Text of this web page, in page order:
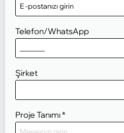
Telefon/WhatsApp
Şirket
Proje Tanımı*